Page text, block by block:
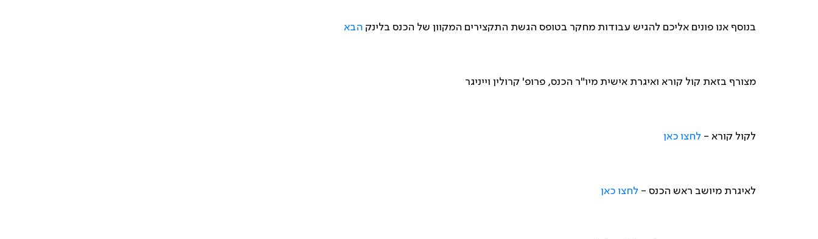
בנוסף אנו פונים אליכם להגיש עבודות מחקר בטופס הגשת התקצירים המקוון של הכנס בלינק הבא
מצורף בזאת קול קורא ואיגרת אישית מיו"ר הכנס, פרופ' קרולין וייניגר
לקול קורא - לחצו כאן
לאיגרת מיושב ראש הכנס - לחצו כאן